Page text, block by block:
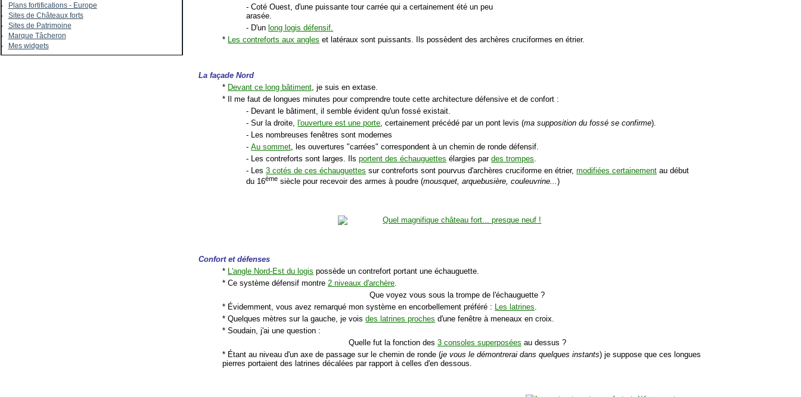
Plans fortifications - Europe
Sites de Châteaux forts
Sites de Patrimoine
Marque Tâcheron
Mes widgets
- Coté Ouest, d'une puissante tour carrée qui a certainement été un peu
arasée.
- D'un long logis défensif.
*
Les contreforts aux angles et latéraux sont puissants. Ils possèdent des archères cruciformes en étrier.
La façade Nord
* Devant ce long bâtiment , je suis en extase.
* Il me faut de longues minutes pour comprendre toute cette architecture défensive et de confort :
- Devant le bâtiment, il semble évident qu'un fossé existait.
- Sur la droite,
l'ouverture est une porte , certainement précédé par un pont levis (ma supposition du fossé se confirme).
- Les nombreuses fenêtres sont modernes
-Au sommet , les ouvertures "carrées" correspondent à un chemin de ronde défensif.
- Les contreforts sont larges. Ilsportent des échauguettes élargies pardes trompes
- Les3 cotés de ces échauguettes sur contreforts sont pourvus d'archères cruciforme en étrier,modifiées certainement au début
du 16ème siècle pour recevoir des armes à poudre (mousquet, arquebusière, couleuvrine...)
Confort et défenses
* L'angle Nord-Est du logis possède un contrefort portant une échauguette.
* Ce système défensif montre2 niveaux d'archère.
Que voyez vous sous la trompe de l'échauguette ?
* Évidemment, vous avez remarqué mon système en encorbellement préféré : Les latrines.
* Quelques mètres sur la gauche, je voisdes latrines proches d'une fenêtre à meneaux en croix.
* Soudain, j'ai une question :
Quelle fut la fonction des 3 consoles superposées au dessus ?
* Étant au niveau d'un axe de passage sur le chemin de ronde (je vous le démontrerai dans quelques instants) je suppose que ces longues
pierres portaient des latrines décalées par rapport à celles d'en dessous.